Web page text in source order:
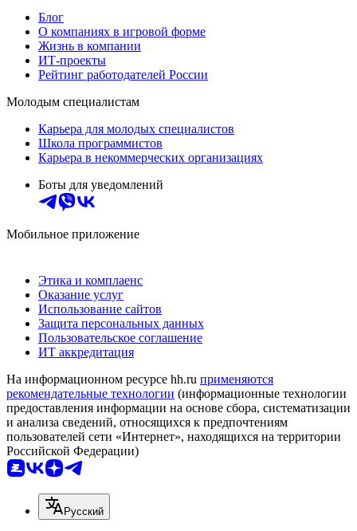
Блог
О компаниях в игровой форме
Жизнь в компании
ИТ-проекты
Рейтинг работодателей России
Молодым специалистам
Карьера для молодых специалистов
Школа программистов
Карьера в некоммерческих организациях
Боты для уведомлений
Мобильное приложение
Этика и комплаенс
Оказание услуг
Использование сайтов
Защита персональных данных
Пользовательское соглашение
ИТ аккредитация
На информационном ресурсе hh.ru применяются
рекомендательные технологии (информационные технологии
предоставления информации на основе сбора, систематизации
и анализа сведений, относящихся к предпочтениям
пользователей сети «Интернет», находящихся на территории
Российской Федерации)
Русский